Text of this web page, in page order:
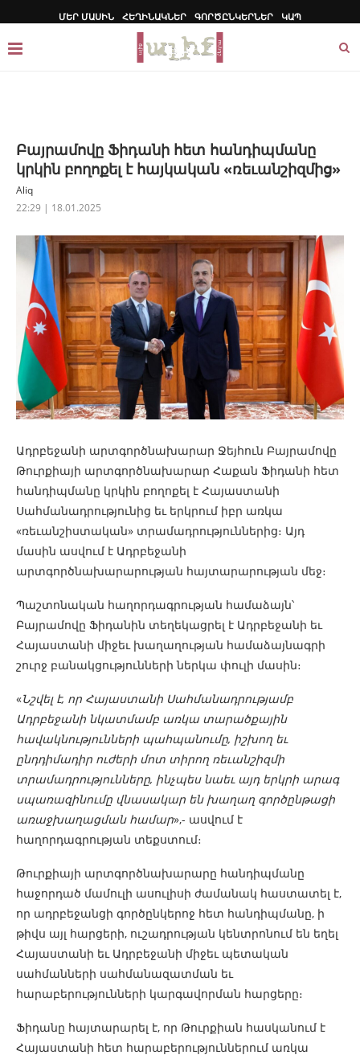
ՄԵՐ ՄԱՍԻՆ ՀԵՂԻՆԱԿՆԵՐ ԳՈՐԾԸՆԿԵՐՆԵՐ ԿԱՊ
Բայրամովը Ֆիդանի հետ հանդիպմանը
կրկին բողոքել է հայկական «ռեւանշիզմից»
Aliq
22:29 | 18.01.2025
Ադրբեջանի արտգործնախարար Ջեյհուն Բայրամովը
Թուրքիայի արտգործնախարար Հաքան Ֆիդանի հետ
հանդիպմանը կրկին բողոքել է Հայաստանի
Սահմանադրությունից եւ երկրում իբր առկա
«ռեւանշիստական» տրամադրություններից։ Այդ
մասին ասվում է Ադրբեջանի
արտգործնախարարության հայտարարության մեջ։
Պաշտոնական հաղորդագրության համաձայն՝
Բայրամովը Ֆիդանին տեղեկացրել է Ադրբեջանի եւ
Հայաստանի միջեւ խաղաղության համաձայնագրի
շուրջ բանակցությունների ներկա փուլի մասին։
«Նշվել է, որ Հայաստանի Սահմանադրությամբ
Ադրբեջանի նկատմամբ առկա տարածքային
հավակնությունների պահպանումը, իշխող եւ
ընդդիմադիր ուժերի մոտ տիրող ռեւանշիզմի
տրամադրությունները, ինչպես նաեւ այդ երկրի արագ
սպառազինումը վնասակար են խաղաղ գործընթացի
առաջխաղացման համար»,- ասվում է
հաղորդագրության տեքստում։
Թուրքիայի արտգործնախարարը հանդիպմանը
հաջորդած մամուլի ասուլիսի ժամանակ հաստատել է,
որ ադրբեջանցի գործընկերոջ հետ հանդիպմանը, ի
թիվս այլ հարցերի, ուշադրության կենտրոնում են եղել
Հայաստանի եւ Ադրբեջանի միջեւ պետական
սահմանների սահմանազատման եւ
հարաբերությունների կարգավորման հարցերը։
Ֆիդանը հայտարարել է, որ Թուրքիան հասկանում է
Հայաստանի հետ հարաբերություններում առկա